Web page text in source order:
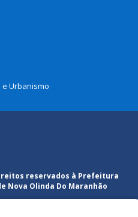
Urbanismo
reservados à Prefeitura
Nova Olinda Do Maranhão